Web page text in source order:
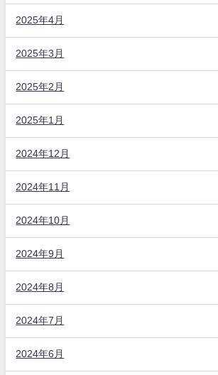
2025年4月
2025年3月
2025年2月
2025年1月
2024年12月
2024年11月
2024年10月
2024年9月
2024年8月
2024年7月
2024年6月